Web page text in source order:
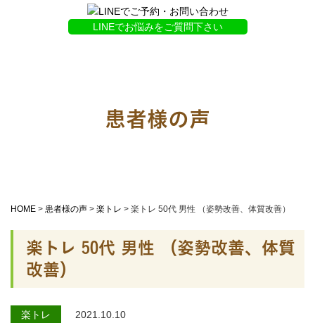
LINEでお悩みをご質問下さい
患者様の声
HOME > 患者様の声 > 楽トレ > 楽トレ 50代 男性 （姿勢改善、体質改善）
楽トレ 50代 男性 （姿勢改善、体質
改善）
楽トレ 2021.10.10